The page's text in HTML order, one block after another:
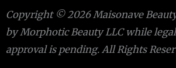
Copyright © 2026 Maisonave
by Morphotic Beauty LLC while
approval is pending. All Rights